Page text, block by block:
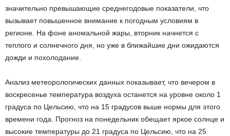
значительно превышающие среднегодовые показатели, что
вызывает повышенное внимание к погодным условиям в
регионе. На фоне аномальной жары, вторник начнется с
теплого и солнечного дня, но уже в ближайшие дни ожидаются
дожди и похолодание.
Анализ метеорологических данных показывает, что вечером в
воскресенье температура воздуха останется на уровне около 1
градуса по Цельсию, что на 15 градусов выше нормы для этого
времени года. Прогноз на понедельник обещает яркое солнце и
высокие температуры до 21 градуса по Цельсию, что на 25